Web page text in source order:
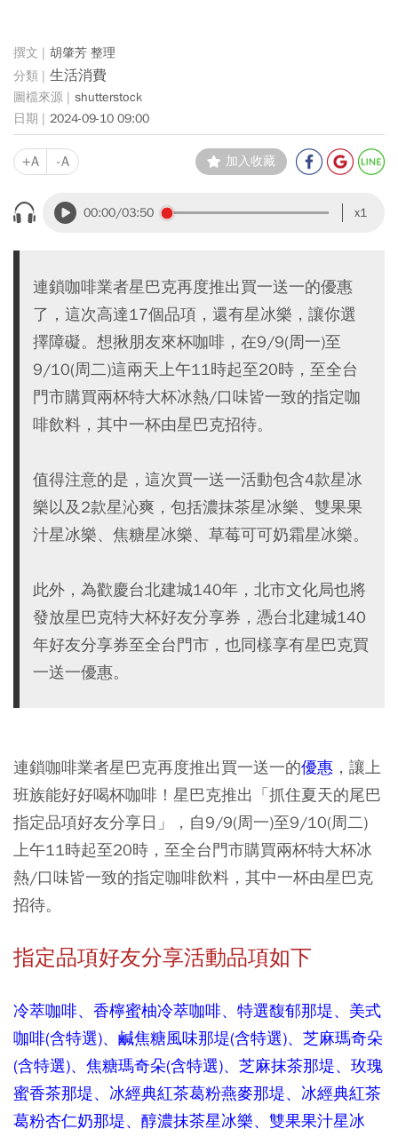
胡肇芳 整理
生活消費
shutterstock
2024-09-10 09:00
+A -A 加入收藏
00:00/03:50 x1
連鎖咖啡業者星巴克再度推出買一送一的優惠
了，這次高達17個品項，還有星冰樂，讓你選
擇障礙。想揪朋友來杯咖啡，在9/9(周一)至
9/10(周二)這兩天上午11時起至20時，至全台
門市購買兩杯特大杯冰熱/口味皆一致的指定咖
啡飲料，其中一杯由星巴克招待。
值得注意的是，這次買一送一活動包含4款星冰
樂以及2款星沁爽，包括濃抹茶星冰樂、雙果果
汁星冰樂、焦糖星冰樂、草莓可可奶霜星冰樂。
此外，為歡慶台北建城140年，北市文化局也將
發放星巴克特大杯好友分享券，憑台北建城140
年好友分享券至全台門市，也同樣享有星巴克買
一送一優惠。
連鎖咖啡業者星巴克再度推出買一送一的優惠 ，讓上
班族能好好喝杯咖啡！星巴克推出「抓住夏天的尾巴
指定品項好友分享日」，自9/9(周一)至9/10(周二)
上午11時起至20時，至全台門市購買兩杯特大杯冰
熱/口味皆一致的指定咖啡飲料，其中一杯由星巴克
招待。
指定品項好友分享活動品項如下
冷萃咖啡、香檸蜜柚冷萃咖啡、特選馥郁那堤、美式
咖啡(含特選)、鹹焦糖風味那堤(含特選)、芝麻瑪奇朵
(含特選)、焦糖瑪奇朵(含特選)、芝麻抹茶那堤、玫瑰
蜜香茶那堤、冰經典紅茶葛粉燕麥那堤、冰經典紅茶
葛粉杏仁奶那堤、醇濃抹茶星冰樂、雙果果汁星冰